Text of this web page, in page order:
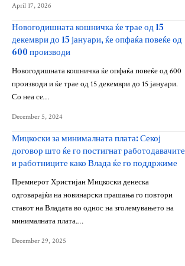
April 17, 2026
Новогодишната кошничка ќе трае од 15
декември до 15 јануари, ќе опфаќа повеќе од
600 производи
Новогодишната кошничка ќе опфаќа повеќе од 600
производи и ќе трае од 15 декември до 15 јануари.
Со неа се…
December 5, 2024
Мицкоски за минималната плата: Секој
договор што ќе го постигнат работодавачите
и работниците како Влада ќе го поддржиме
Премиерот Христијан Мицкоски денеска
одговарајќи на новинарски прашања го повтори
ставот на Владата во однос на зголемувањето на
минималната плата.…
December 29, 2025